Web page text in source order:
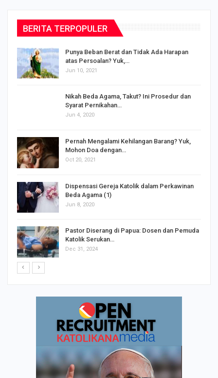
BERITA TERPOPULER
Punya Beban Berat dan Tidak Ada Harapan
atas Persoalan? Yuk,…
Jun 10, 2021
Nikah Beda Agama, Takut? Ini Prosedur dan
Syarat Pernikahan…
Jun 4, 2020
Pernah Mengalami Kehilangan Barang? Yuk,
Mohon Doa dengan…
Oct 20, 2021
Dispensasi Gereja Katolik dalam Perkawinan
Beda Agama (1)
Jun 8, 2020
Pastor Diserang di Papua: Dosen dan Pemuda
Katolik Serukan…
Dec 31, 2024